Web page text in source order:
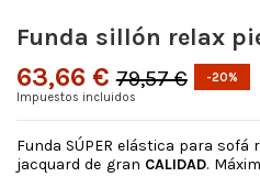
Funda sillón relax
63,66 € 79,57 €
-20%
Impuestos incluidos
Funda SÚPER elástica para
jacquard de gran CALIDAD.